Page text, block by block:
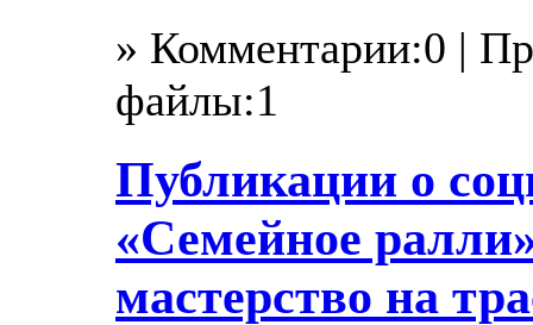
» Комментарии:0 |
файлы:1
Публикации о
«Семейное
мастерство на